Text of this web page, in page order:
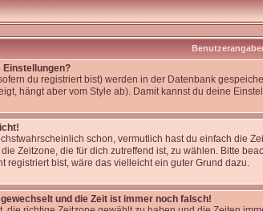
Einstellungen?
du registriert bist) werden in der Datenbank
hängt aber vom Style ab). Damit kannst du deine
schon, vermutlich hast du einfach die
Zeitzone, die für dich zutreffend ist, zu wählen. Bitte
registriert bist, wäre das vielleicht ein guter Grund dazu.
gewechselt und die Zeit ist immer noch falsch!